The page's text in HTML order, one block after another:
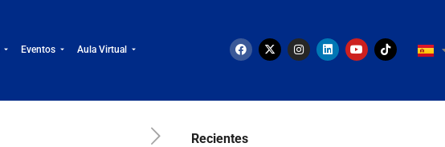
Eventos Aula Virtual
Recientes